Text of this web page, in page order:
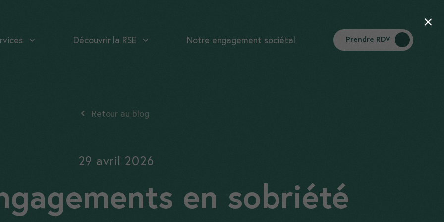
Prendre RDV
Découvrir la RSE Notre engagement sociétal
Retour au blog
29 avril 2026
en sobriété
×